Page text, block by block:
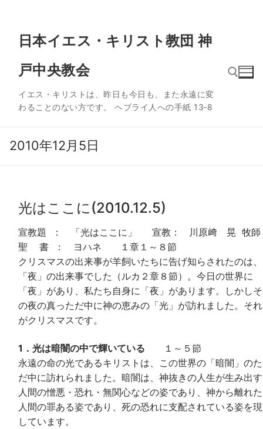
日本イエス・キリスト教団 神
戸中央教会
イエス・キリストは、昨日も今日も、また永遠に変
わることのない方です。 ヘブライ人への手紙 13‐8
2010年12月5日
光はここに(2010.12.5)
宣教題 ： 「光はここに」 宣教： 川原﨑 晃 牧師
聖 書 ： ヨハネ １章１～８節
クリスマスの出来事が羊飼いたちに告げ知らされたのは、
「夜」の出来事でした（ルカ２章８節）。今日の世界に
「夜」があり、私たち自身に「夜」があります。しかしそ
の夜の真っただ中に神の恵みの「光」が訪れました。それ
がクリスマスです。
1．光は暗闇の中で輝いている １～５節
永遠の命の光であるキリストは、この世界の「暗闇」のた
だ中に訪れられました。暗闇は、神抜きの人生が生み出す
人間の憎悪・恐れ・無関心などの姿であり、神から離れた
人間の罪ある姿であり、死の恐れに支配されている姿を現
しています。